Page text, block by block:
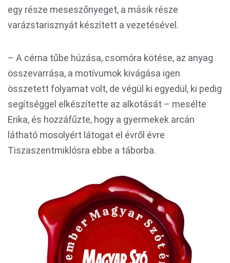
egy része meseszőnyeget, a másik része
varázstarisznyát készített a vezetésével.
– A cérna tűbe húzása, csomóra kötése, az anyag
összevarrása, a motívumok kivágása igen
összetett folyamat volt, de végül ki egyedül, ki pedig
segítséggel elkészítette az alkotását – mesélte
Erika, és hozzáfűzte, hogy a gyermekek arcán
látható mosolyért látogat el évről évre
Tiszaszentmiklósra ebbe a táborba.